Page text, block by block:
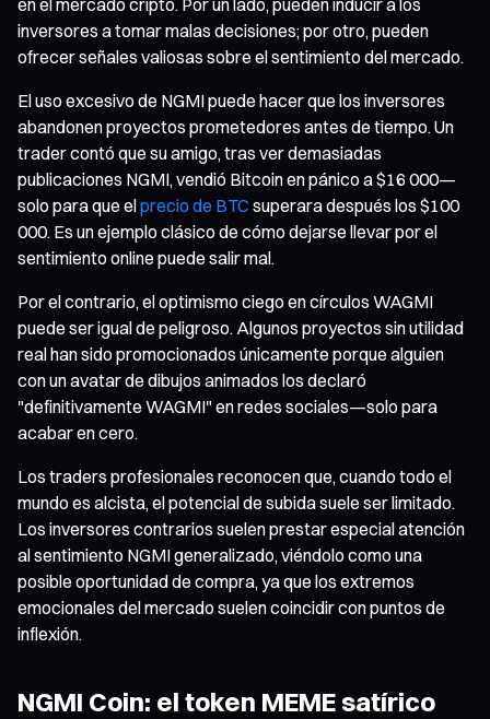
inversores a tomar malas decisiones; por otro, pueden
ofrecer señales valiosas sobre el sentimiento del mercado.
El uso excesivo de NGMI puede hacer que los inversores
abandonen proyectos prometedores antes de tiempo. Un
trader contó que su amigo, tras ver demasiadas
publicaciones NGMI, vendió Bitcoin en pánico a $16 000—
solo para que elprecio de BTC superara después los $100
000. Es un ejemplo clásico de cómo dejarse llevar por el
sentimiento online puede salir mal.
Por el contrario, el optimismo ciego en círculos WAGMI
puede ser igual de peligroso. Algunos proyectos sin utilidad
real han sido promocionados únicamente porque alguien
con un avatar de dibujos animados los declaró
"definitivamente WAGMI" en redes sociales—solo para
acabar en cero.
Los traders profesionales reconocen que, cuando todo el
mundo es alcista, el potencial de subida suele ser limitado.
Los inversores contrarios suelen prestar especial atención
al sentimiento NGMI generalizado, viéndolo como una
posible oportunidad de compra, ya que los extremos
emocionales del mercado suelen coincidir con puntos de
inflexión.
NGMI Coin: el token MEME satírico